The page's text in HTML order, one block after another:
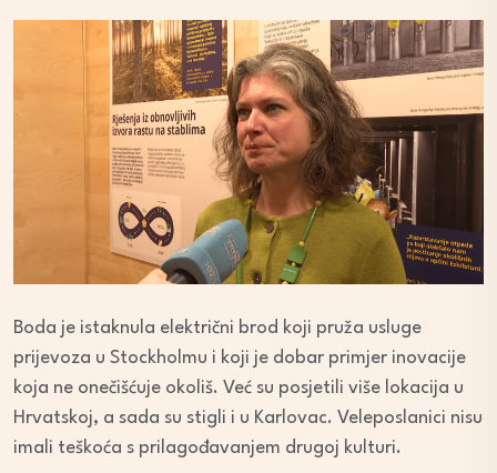
Boda je istaknula električni brod koji pruža usluge
prijevoza u Stockholmu i koji je dobar primjer inovacije
koja ne onečišćuje okoliš. Već su posjetili više lokacija u
Hrvatskoj, a sada su stigli i u Karlovac. Veleposlanici nisu
imali teškoća s prilagođavanjem drugoj kulturi.